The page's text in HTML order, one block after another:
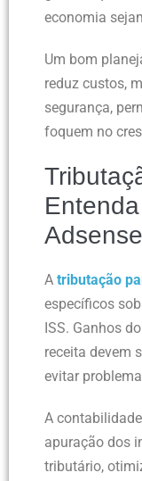
economia
Um bom
reduz custos,
segurança,
foquem no
A tributação
específicos
ISS. Ganhos
receita devem
evitar
A
apuração dos
tributário,